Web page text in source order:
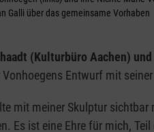
Galli über das gemeinsame Vorhaben
(Kulturbüro Aachen)
Entwurf mit
mit meiner Skulptur
Es ist eine Ehre für mich,